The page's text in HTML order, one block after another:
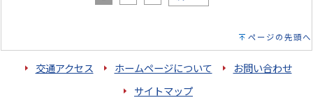
ページの先頭へ
交通アクセス ホームページについて
お問い合わせ
サイトマップ